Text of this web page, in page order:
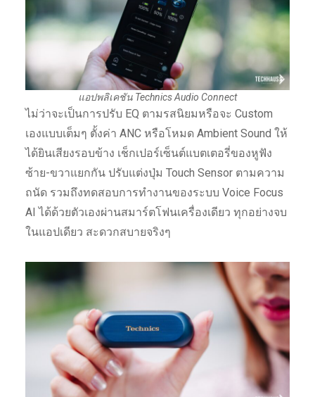
แอปพลิเคชัน Technics Audio Connect
ไม่ว่าจะเป็นการปรับ EQ ตามรสนิยมหรือจะ Custom
เองแบบเต็มๆ ตั้งค่า ANC หรือโหมด Ambient Sound ให้
ได้ยินเสียงรอบข้าง เช็กเปอร์เซ็นต์แบตเตอรี่ของหูฟัง
ซ้าย-ขวาแยกกัน ปรับแต่งปุ่ม Touch Sensor ตามความ
ถนัด รวมถึงทดสอบการทำงานของระบบ Voice Focus
AI ได้ด้วยตัวเองผ่านสมาร์ตโฟนเครื่องเดียว ทุกอย่างจบ
ในแอปเดียว สะดวกสบายจริงๆ